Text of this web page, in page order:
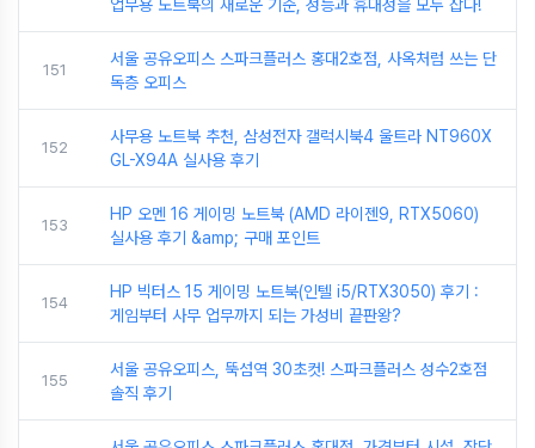
업무용 노트북의 새로운 기준, 성능과 휴대성을 모두 잡다!
151
서울 공유오피스 스파크플러스 홍대2호점, 사옥처럼 쓰는 단
독층 오피스
152
사무용 노트북 추천, 삼성전자 갤럭시북4 울트라 NT960X
GL-X94A 실사용 후기
153
HP 오멘 16 게이밍 노트북 (AMD 라이젠9, RTX5060)
실사용 후기 &amp; 구매 포인트
154
HP 빅터스 15 게이밍 노트북(인텔 i5/RTX3050) 후기 :
게임부터 사무 업무까지 되는 가성비 끝판왕?
155
서울 공유오피스, 뚝섬역 30초컷! 스파크플러스 성수2호점
솔직 후기